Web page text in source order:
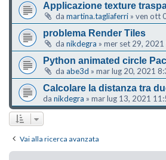
Applicazione texture
da martina.tagliaferri » ven ott
problema Render Tiles
da nikdegra » mer set 29, 2021
Python animated circle
da abe3d » mar lug 20, 2021
Calcolare la distanza tra
da nikdegra » mar lug 13, 2021
Vai alla ricerca avanzata